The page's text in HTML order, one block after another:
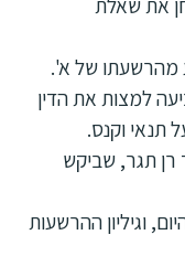
מהרשעתו של א'.
למצות את הדין
תנאי וקנס.
תגר, שביקש
וגיליון ההרשעות